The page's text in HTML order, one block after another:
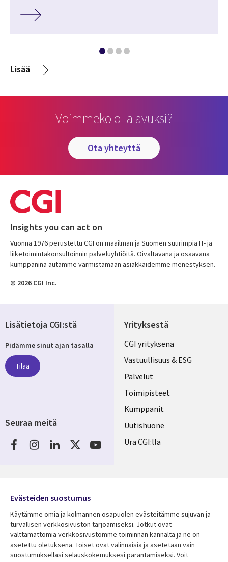
Lisää
Voimmeko olla avuksi?
ota yhteyttä
Insights you can act on
Vuonna 1976 perustettu CGI on maailman ja Suomen suurimpia IT- ja
liiketoimintakonsultoinnin palveluyhtiöitä. Oivaltavana ja osaavana
kumppanina autamme varmistamaan asiakkaidemme menestyksen.
© 2026 CGI Inc.
Yrityksestä
Useful
links
FINLAND
CGI yrityksenä
Vastuullisuus & ESG
Palvelut
Toimipisteet
Kumppanit
Uutishuone
Ura CGI:llä
Library
Links
FINLAND
Artikkelit
Blogit
Tapahtumat
FINLAND
Tietosuojaseloste
Käyttöehdot
Yhteystiedot
Lisätietoja CGI:stä
Pidämme sinut ajan tasalla
Tilaa
Seuraa meitä
Social
Media
Evästeiden suostumus
Käytämme omia ja kolmannen osapuolen evästeitämme sujuvan ja
turvallisen verkkosivuston tarjoamiseksi. Jotkut ovat
välttämättömiä verkkosivustomme toiminnan kannalta ja ne on
asetettu oletuksena. Toiset ovat valinnaisia ​​ja asetetaan vain
suostumuksellasi selauskokemuksesi parantamiseksi. Voit